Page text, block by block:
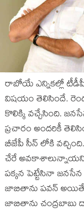
రాబోయే ఎన్నికల్లో
విషయం తెలిసిందే.
కొలిక్కి వచ్చేసింది.
ప్రచారం అందరికీ
బీజేపీ సీన్ లోకి
చేరే
పక్కన పెట్టేసినా
జాబితాను పవన్ అయితే
జాబితాను చంద్రబాబు